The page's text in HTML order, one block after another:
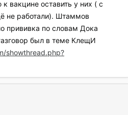
вакцине оставить у них ( с
не работали). Штаммов
прививка по словам Дока
был в теме КлещИ
showthread.php?